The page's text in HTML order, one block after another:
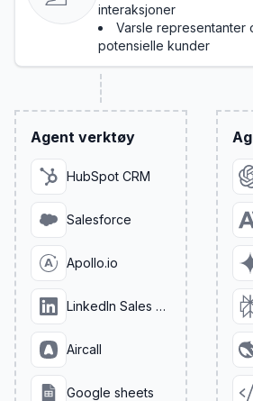
interaksjoner
Varsle representanter
potensielle kunder
Agent verktøy
HubSpot CRM
Salesforce
Apollo.io
LinkedIn Sales Navigator
Aircall
Google sheets